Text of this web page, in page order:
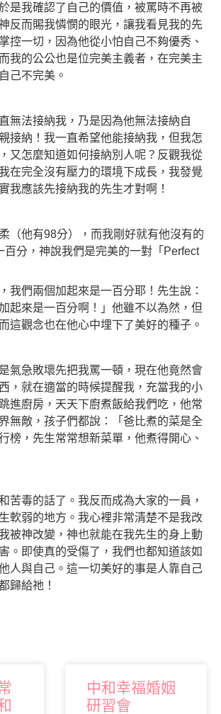
是我確認了自己的價值，被罵時不再被
反而賜我憐憫的眼光，讓我看見我的先
控一切，因為他從小怕自己不夠優秀、
我的公公也是位完美主義者，在完美主
己不完美。
無法接納我，乃是因為他無法接納自
接納！我一直希望他能接納我，但我怎
又怎麼知道如何接納別人呢？反觀我從
在完全沒有壓力的環境下成長，我發覺
我應該先接納我的先生才對啊！
（他有98分），而我剛好就有他沒有的
分，神說我們是完美的一對「Perfect
我們兩個加起來是一百分耶！先生說：
起來是一百分啊！」他雖不以為然，但
這觀念也在他心中埋下了美好的種子。
氣急敗壞先把我罵一頓，現在他竟然會
，就在適當的時候提醒我，充當我的小
進廚房，天天下廚煮飯給我們吃，他常
無敵，孩子們都說：「爸比煮的菜是全
榜，先生常常想新菜單，他煮得開心、
苦毒的話了。我反而成為大家的一員，
軟弱的地方。我心裡非常清楚不是我改
被神改變，神也就能在我先生的身上動
。即使真的受傷了，我們也都知道該如
人與自己。這一切美好的事是人靠自己
歸給祂！
中和幸福婚姻
研習會